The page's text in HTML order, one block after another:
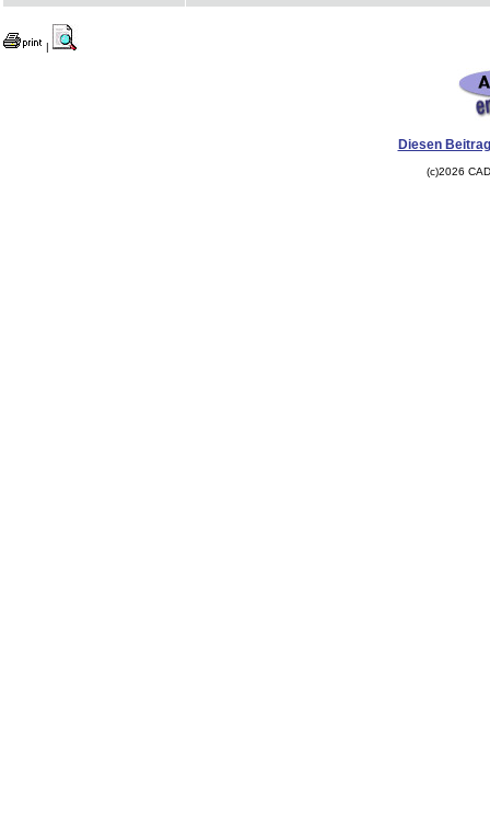
|
Diesen
(c)2026